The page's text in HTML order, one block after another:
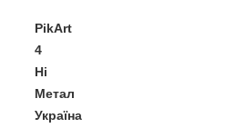
PikArt
4
Ні
Метал
Україна